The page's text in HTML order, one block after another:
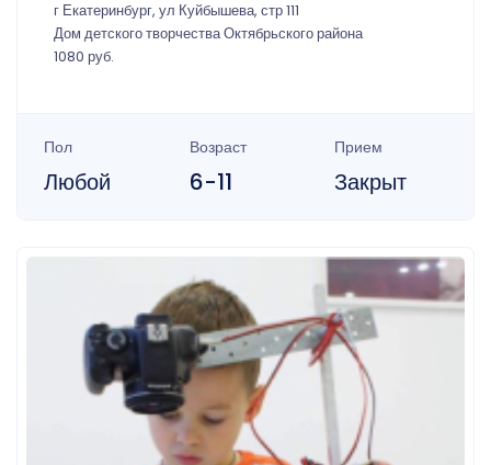
г Екатеринбург, ул Куйбышева, стр 111
Дом детского творчества Октябрьского района
1080 руб.
Пол
Любой
Возраст
6-11
Прием
Закрыт